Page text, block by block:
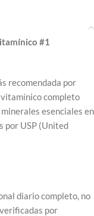
#1
recomendada por
completo
esenciales en
por USP (United
diario completo, no
por